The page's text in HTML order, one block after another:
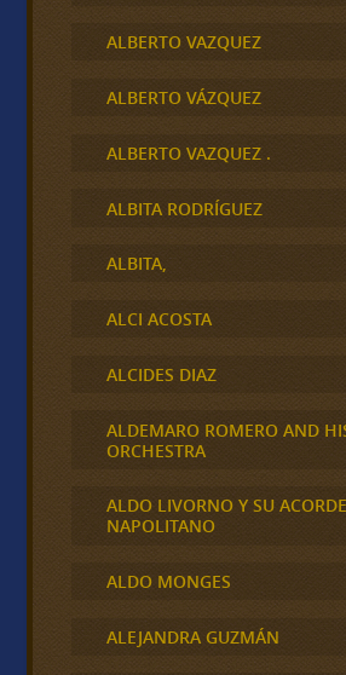
ALBERTO VAZQUEZ
ALBERTO VÁZQUEZ
ALBERTO VAZQUEZ .
ALBITA RODRÍGUEZ
ALBITA,
ALCI ACOSTA
ALCIDES DIAZ
ALDEMARO ROMERO AND
ORCHESTRA
ALDO LIVORNO Y SU
NAPOLITANO
ALDO MONGES
ALEJANDRA GUZMÁN